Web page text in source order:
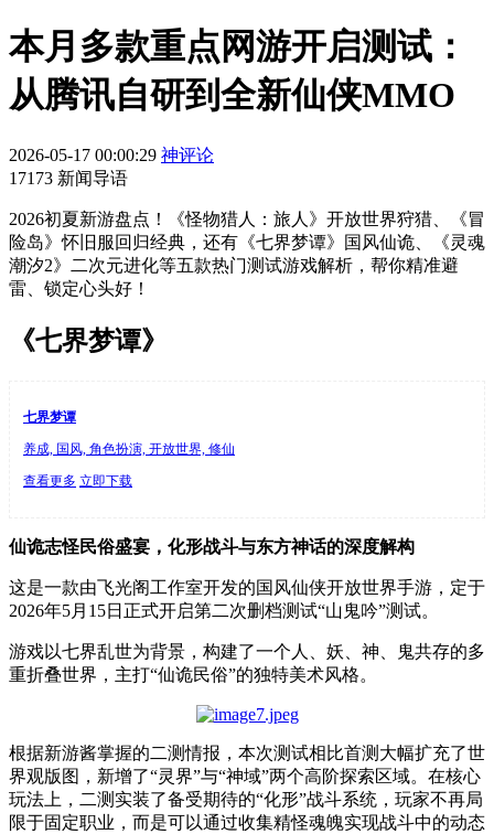
本月多款重点网游开启测试：
从腾讯自研到全新仙侠MMO
2026-05-17 00:00:29 神评论
17173 新闻导语
2026初夏新游盘点！《怪物猎人：旅人》开放世界狩猎、《冒
险岛》怀旧服回归经典，还有《七界梦谭》国风仙诡、《灵魂
潮汐2》二次元进化等五款热门测试游戏解析，帮你精准避
雷、锁定心头好！
《七界梦谭》
七界梦谭
养成, 国风, 角色扮演, 开放世界, 修仙
查看更多 立即下载
仙诡志怪民俗盛宴，化形战斗与东方神话的深度解构
这是一款由飞光阁工作室开发的国风仙侠开放世界手游，定于
2026年5月 15日正式开启第二次删档测试“山鬼吟”测试。
游戏以七界乱世为背景，构建了一个人、妖、神、鬼共存的多
重折叠世界，主打“仙诡民俗”的独特美术风格。
根据新游酱掌握的二测情报，本次测试相比首测大幅扩充了世
界观版图，新增了“灵界”与“神域”两个高阶探索区域。在核心
玩法上，二测实装了备受期待的“化形”战斗系统，玩家不再局
限于固定职业，而是可以通过收集精怪魂魄实现战斗中的动态